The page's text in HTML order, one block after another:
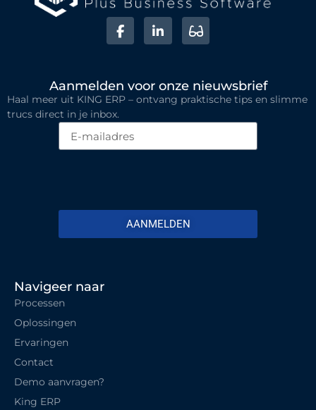
Aanmelden voor onze nieuwsbrief
Haal meer uit KING ERP – ontvang praktische tips en slimme
trucs direct in je inbox.
AANMELDEN
Navigeer naar
Processen
Oplossingen
Ervaringen
Contact
Demo aanvragen?
King ERP